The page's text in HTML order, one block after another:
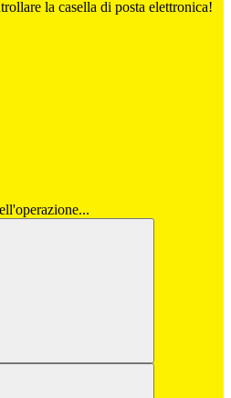
la casella di posta elettronica!